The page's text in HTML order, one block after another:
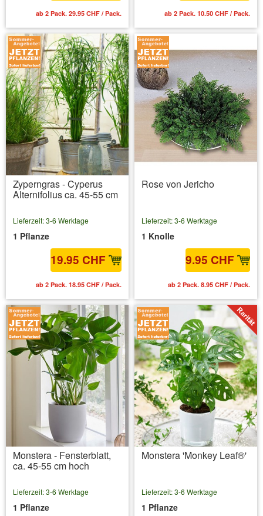
ab 2 Pack. 29.95 CHF / Pack. ab 2 Pack. 10.50 CHF / Pack.
Zyperngras - Cyperus
Alternifolius ca. 45-55 cm
Lieferzeit: 3-6 Werktage
1 Pflanze
19.95 CHF
ab 2 Pack. 18.95 CHF / Pack.
Rose von Jericho
Lieferzeit: 3-6 Werktage
1 Knolle
9.95 CHF
ab 2 Pack. 8.95 CHF / Pack.
Monstera - Fensterblatt,
ca. 45-55 cm hoch
Lieferzeit: 3-6 Werktage
1 Pflanze
Monstera 'Monkey Leaf®'
Lieferzeit: 3-6 Werktage
1 Pflanze